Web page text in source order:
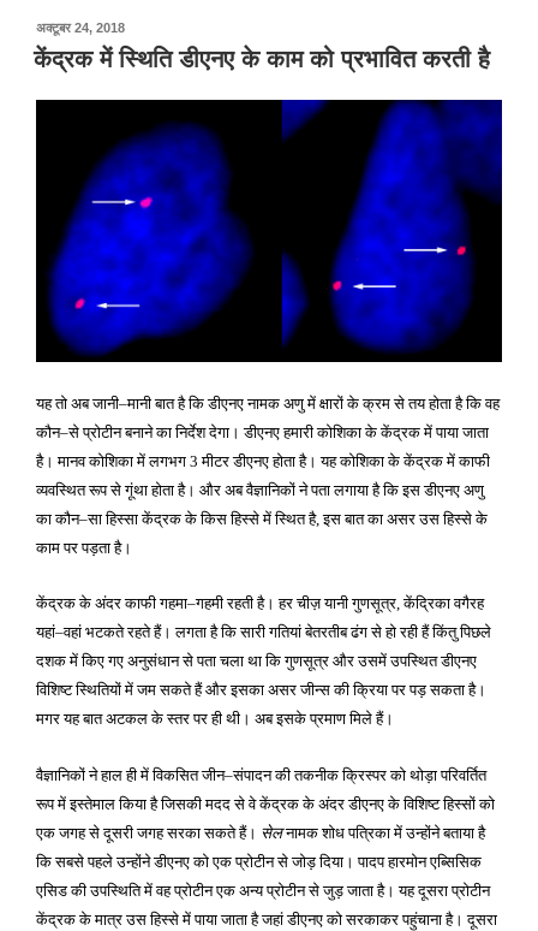
अक्टूबर 24, 2018पर
प्रकाशित
किया
केंद्रक में स्थिति डीएनए के काम को प्रभावित करती है
यह तो अब जानी–मानी बात है कि डीएनए नामक अणु में क्षारों के क्रम से तय होता है कि वह
कौन–से प्रोटीन बनाने का निर्देश देगा। डीएनए हमारी कोशिका के केंद्रक में पाया जाता
है। मानव कोशिका में लगभग 3मीटर डीएनए होता है। यह कोशिका के केंद्रक में काफी
व्यवस्थित रूप से गूंथा होता है। और अब वैज्ञानिकों ने पता लगाया है कि इस डीएनए अणु
का कौन–सा हिस्सा केंद्रक के किस हिस्से में स्थित है,इस बात का असर उस हिस्से के
काम पर पड़ता है।
केंद्रक के अंदर काफी गहमा–गहमी रहती है। हर चीज़ यानी गुणसूत्र,केंद्रिका वगैरह
यहां–वहां भटकते रहते हैं। लगता है कि सारी गतियां बेतरतीब ढंग से हो रही हैं किंतु पिछले
दशक में किए गए अनुसंधान से पता चला था कि गुणसूत्र और उसमें उपस्थित डीएनए
विशिष्ट स्थितियों में जम सकते हैं और इसका असर जीन्स की क्रिया पर पड़ सकता है।
मगर यह बात अटकल के स्तर पर ही थी। अब इसके प्रमाण मिले हैं।
वैज्ञानिकों ने हाल ही में विकसित जीन–संपादन की तकनीक क्रिस्पर को थोड़ा परिवर्तित
रूप में इस्तेमाल किया है जिसकी मदद से वे केंद्रक के अंदर डीएनए के विशिष्ट हिस्सों को
एक जगह से दूसरी जगह सरका सकते हैं। सेलनामक शोध पत्रिका में उन्होंने बताया है
कि सबसे पहले उन्होंने डीएनए को एक प्रोटीन से जोड़ दिया। पादप हारमोन एब्सिसिक
एसिड की उपस्थिति में वह प्रोटीन एक अन्य प्रोटीन से जुड़ जाता है। यह दूसरा प्रोटीन
केंद्रक के मात्र उस हिस्से में पाया जाता है जहां डीएनए को सरकाकर पहुंचाना है। दूसरा